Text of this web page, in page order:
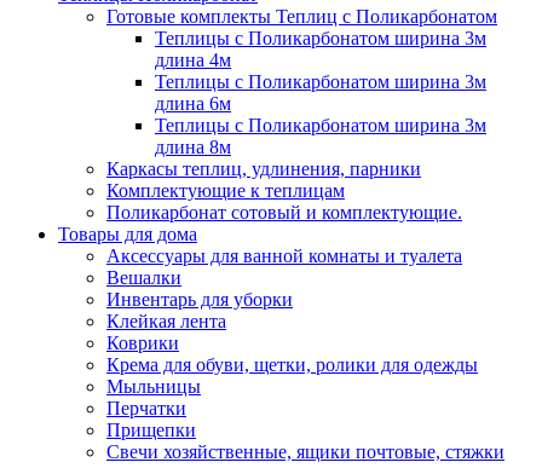
Готовые комплекты Теплиц с Поликарбонатом
Теплицы с Поликарбонатом ширина 3м
длина 4м
Теплицы с Поликарбонатом ширина 3м
длина 6м
Теплицы с Поликарбонатом ширина 3м
длина 8м
Каркасы теплиц, удлинения, парники
Комплектующие к теплицам
Поликарбонат сотовый и комплектующие.
Товары для дома
Аксессуары для ванной комнаты и туалета
Вешалки
Инвентарь для уборки
Клейкая лента
Коврики
Крема для обуви, щетки, ролики для одежды
Мыльницы
Перчатки
Прищепки
Свечи хозяйственные, ящики почтовые, стяжки